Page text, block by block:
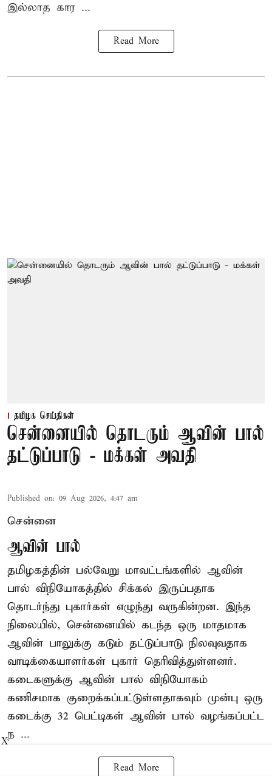
இல்லாத கார ...
Read More
தமிழக செய்திகள்
சென்னையில் தொடரும் ஆவின் பால்
தட்டுப்பாடு - மக்கள் அவதி
Published on: 09 Aug 2026, 4:47 am
சென்னை
ஆவின் பால்
தமிழகத்தின் பல்வேறு மாவட்டங்களில் ஆவின்
பால் விநியோகத்தில் சிக்கல் இருப்பதாக
தொடர்ந்து புகார்கள் எழுந்து வருகின்றன. இந்த
நிலையில், சென்னையில் கடந்த ஒரு மாதமாக
ஆவின் பாலுக்கு கடும் தட்டுப்பாடு நிலவுவதாக
வாடிக்கையாளர்கள் புகார் தெரிவித்துள்ளனர்.
கடைகளுக்கு ஆவின் பால் விநியோகம்
கணிசமாக குறைக்கப்பட்டுள்ளதாகவும் முன்பு ஒரு
கடைக்கு 32 பெட்டிகள் ஆவின் பால் வழங்கப்பட்ட
ந ...
Read More
X